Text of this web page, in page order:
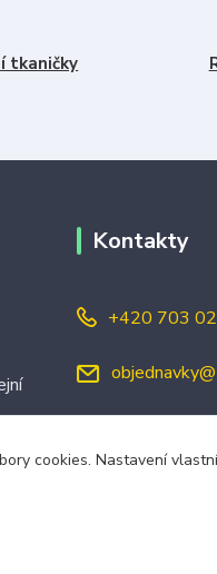
tkaničky
Kontakty
+420 703
cookies. Nastavení